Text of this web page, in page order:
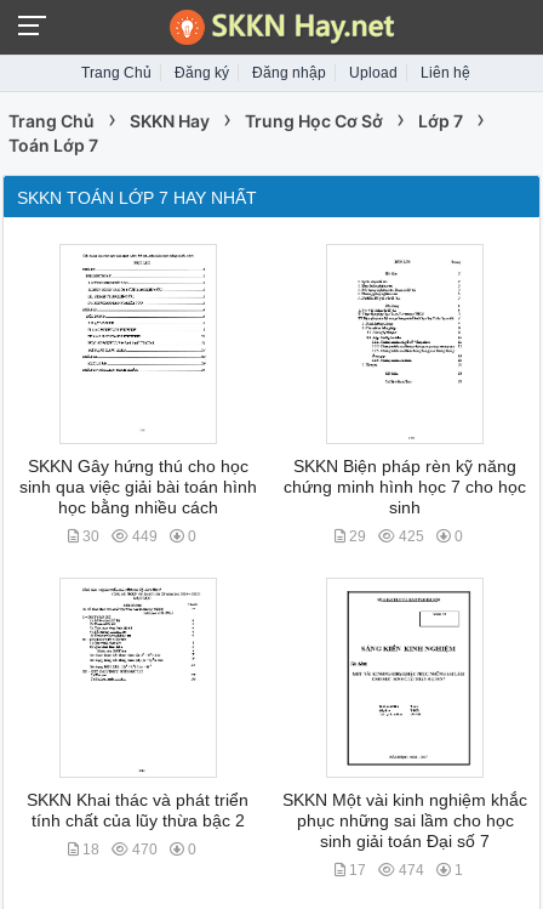
Trang Chủ Đăng ký Đăng nhập Upload Liên hệ
Trang Chủ › SKKN Hay › Trung Học Cơ Sở › Lớp 7 ›
Toán Lớp 7
SKKN TOÁN LỚP 7 HAY NHẤT
SKKN Gây hứng thú cho học
sinh qua việc giải bài toán hình
học bằng nhiều cách
30 449 0
SKKN Biện pháp rèn kỹ năng
chứng minh hình học 7 cho học
sinh
29 425 0
SKKN Khai thác và phát triển
tính chất của lũy thừa bậc 2
18 470 0
SKKN Một vài kinh nghiệm khắc
phục những sai lầm cho học
sinh giải toán Đại số 7
17 474 1